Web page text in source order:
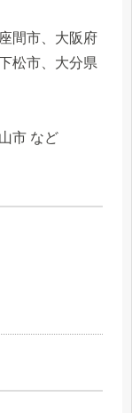
間市、大阪府
松市、大分県
市 など